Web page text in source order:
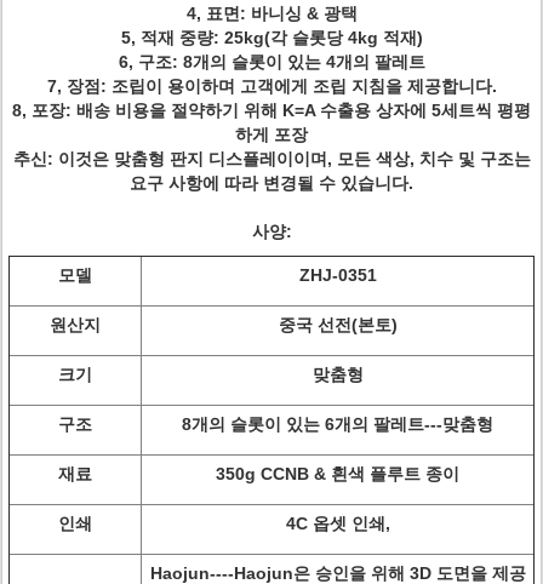
4, 표면: 바니싱 & 광택
5, 적재 중량: 25kg(각 슬롯당 4kg 적재)
6, 구조: 8개의 슬롯이 있는 4개의 팔레트
7, 장점: 조립이 용이하며 고객에게 조립 지침을 제공합니다.
8, 포장: 배송 비용을 절약하기 위해 K=A 수출용 상자에 5세트씩 평평
하게 포장
추신: 이것은 맞춤형 판지 디스플레이이며, 모든 색상, 치수 및 구조는
요구 사항에 따라 변경될 수 있습니다.
사양:
모델 ZHJ-0351
원산지 중국 선전(본토)
크기 맞춤형
구조 8개의 슬롯이 있는 6개의 팔레트---맞춤형
재료 350g CCNB & 흰색 플루트 종이
인쇄 4C 옵셋 인쇄,
Haojun----Haojun은 승인을 위해 3D 도면을 제공